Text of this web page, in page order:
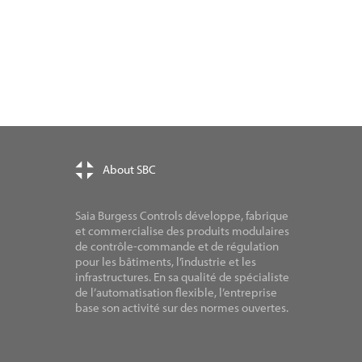
About SBC
Saia Burgess Controls développe, fabrique
et commercialise des produits modulaires
de contrôle-commande et de régulation
pour les bâtiments, l’industrie et les
infrastructures. En sa qualité de spécialiste
de l’automatisation flexible, l’entreprise
base son activité sur des normes ouvertes.